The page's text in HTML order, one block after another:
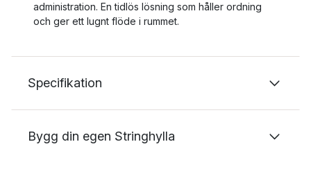
administration. En tidlös lösning som håller ordning
och ger ett lugnt flöde i rummet.
Specifikation
Bygg din egen Stringhylla